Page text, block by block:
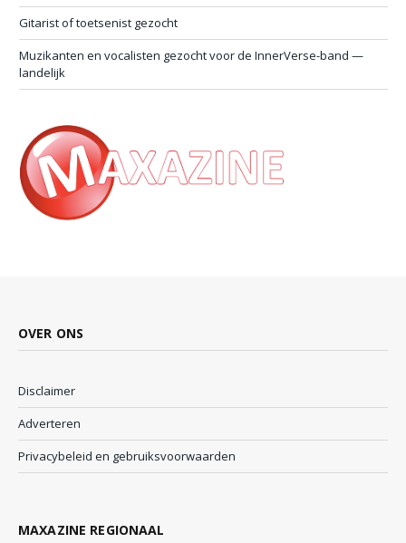
Gitarist of toetsenist gezocht
Muzikanten en vocalisten gezocht voor de InnerVerse-band —
landelijk
OVER ONS
Disclaimer
Adverteren
Privacybeleid en gebruiksvoorwaarden
MAXAZINE REGIONAAL